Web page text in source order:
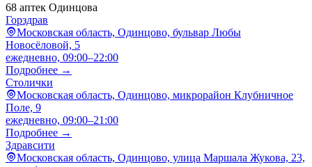
68 аптек Одинцова
Горздрав
Московская область, Одинцово, бульвар Любы
Новосёловой, 5
ежедневно, 09:00–22:00
Подробнее →
Столички
Московская область, Одинцово, микрорайон Клубничное
Поле, 9
ежедневно, 09:00–21:00
Подробнее →
Здравсити
Московская область, Одинцово, улица Маршала Жукова, 23,